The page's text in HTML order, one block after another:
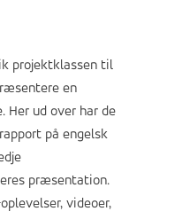
projektklassen til
en
Her ud over har de
på engelsk
præsentation.
videoer,